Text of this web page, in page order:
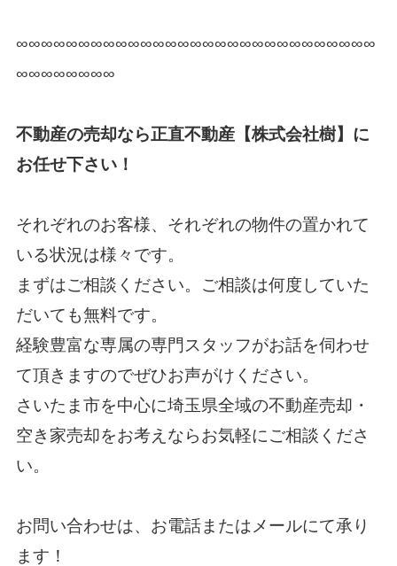
∞∞∞∞∞∞∞∞∞∞∞∞∞∞∞∞∞∞∞∞∞∞∞∞∞∞∞∞∞
∞∞∞∞∞∞∞∞
不動産の売却なら正直不動産【株式会社樹】に
お任せ下さい！
それぞれのお客様、それぞれの物件の置かれて
いる状況は様々です。
まずはご相談ください。ご相談は何度していた
だいても無料です。
経験豊富な専属の専門スタッフがお話を伺わせ
て頂きますのでぜひお声がけください。
さいたま市を中心に埼玉県全域の不動産売却・
空き家売却をお考えならお気軽にご相談くださ
い。
お問い合わせは、お電話またはメールにて承り
ます！